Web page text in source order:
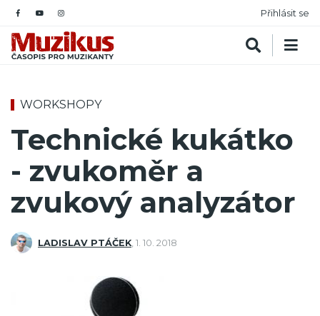
Přihlásit se
WORKSHOPY
Technické kukátko
- zvukoměr a
zvukový analyzátor
LADISLAV PTÁČEK 1. 10. 2018